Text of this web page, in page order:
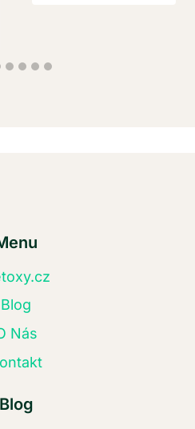
Blog
Nás
Blog